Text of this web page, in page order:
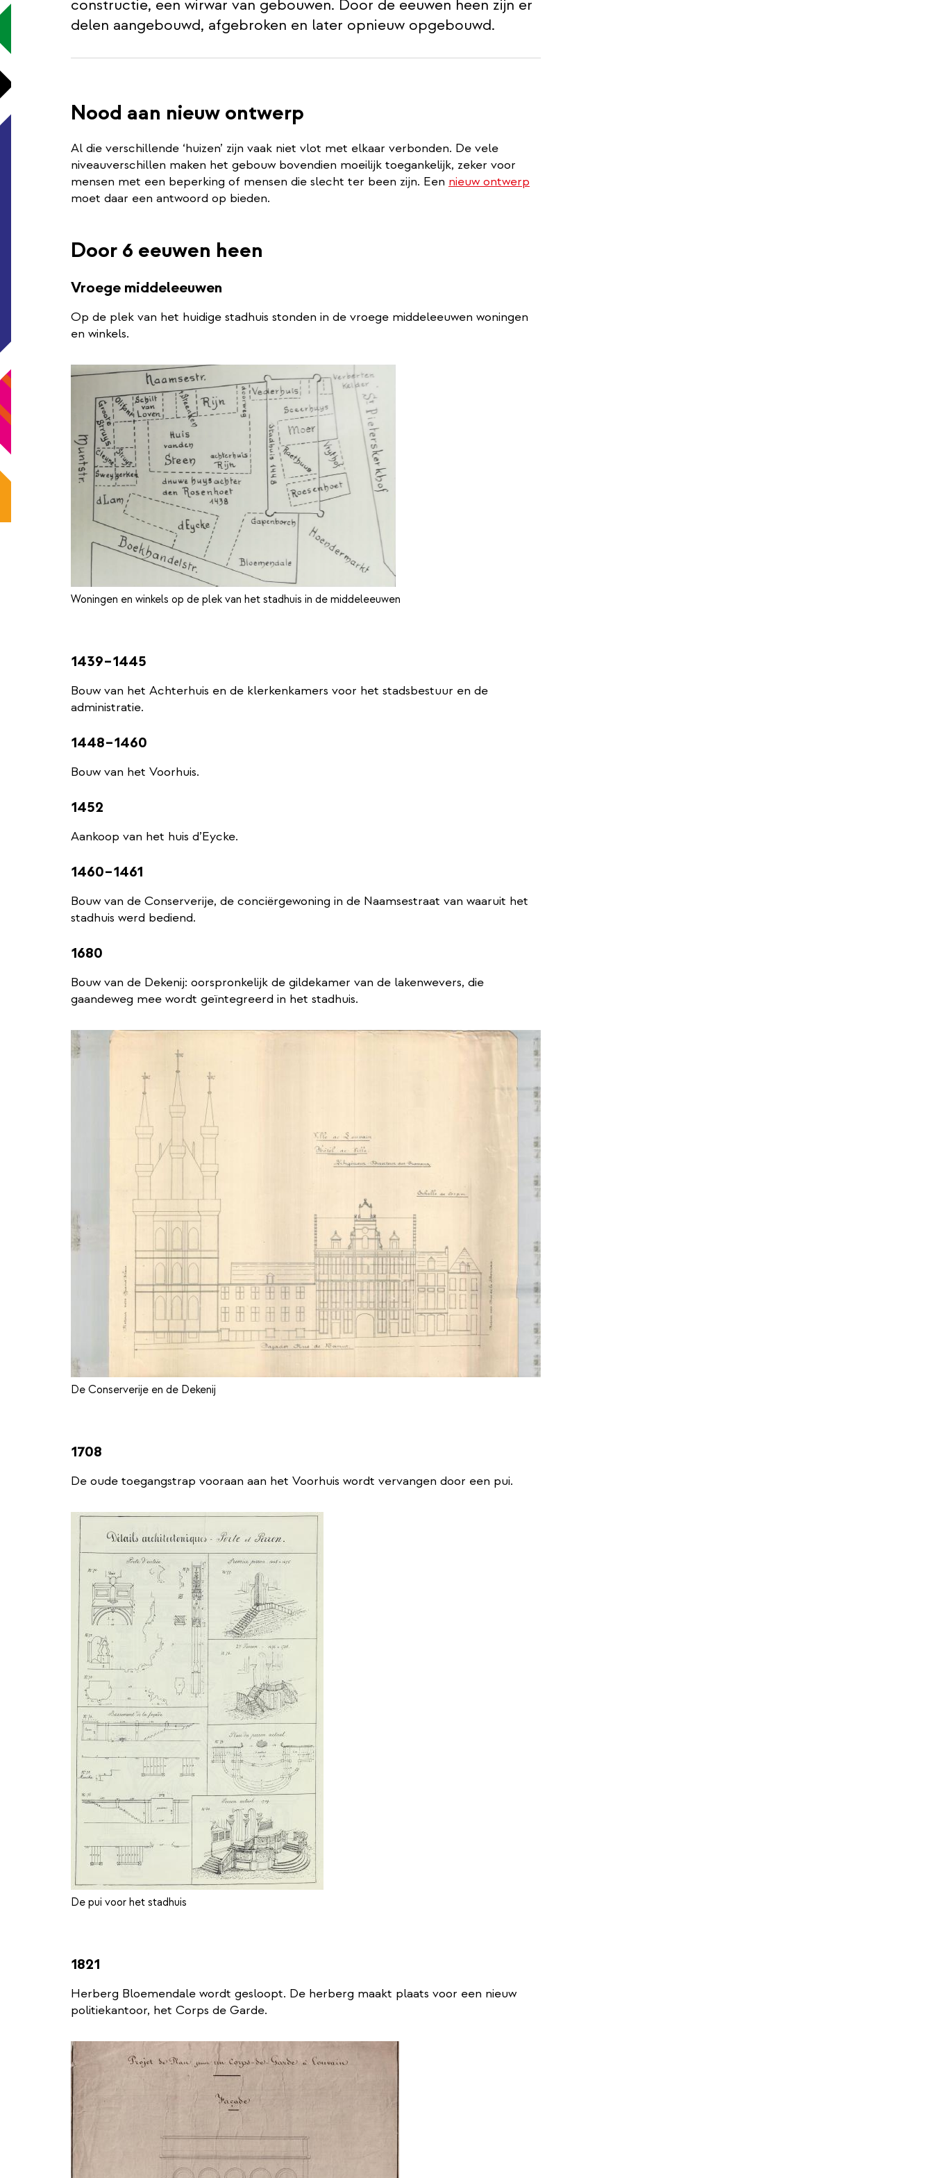
constructie, een wirwar van gebouwen. Door de eeuwen heen zijn er
delen aangebouwd, afgebroken en later opnieuw opgebouwd.
Nood aan nieuw ontwerp
Al die verschillende ‘huizen’ zijn vaak niet vlot met elkaar verbonden. De vele
niveauverschillen maken het gebouw bovendien moeilijk toegankelijk, zeker voor
mensen met een beperking of mensen die slecht ter been zijn. Een nieuw ontwerp
moet daar een antwoord op bieden.
Door 6 eeuwen heen
Vroege middeleeuwen
Op de plek van het huidige stadhuis stonden in de vroege middeleeuwen woningen
en winkels.
Woningen en winkels op de plek van het stadhuis in de middeleeuwen
1439–1445
Bouw van het Achterhuis en de klerkenkamers voor het stadsbestuur en de
administratie.
1448–1460
Bouw van het Voorhuis.
1452
Aankoop van het huis d’Eycke.
1460–1461
Bouw van de Conserverije, de conciërgewoning in de Naamsestraat van waaruit het
stadhuis werd bediend.
1680
Bouw van de Dekenij: oorspronkelijk de gildekamer van de lakenwevers, die
gaandeweg mee wordt geïntegreerd in het stadhuis.
De Conserverije en de Dekenij
1708
De oude toegangstrap vooraan aan het Voorhuis wordt vervangen door een pui.
De pui voor het stadhuis
1821
Herberg Bloemendale wordt gesloopt. De herberg maakt plaats voor een nieuw
politiekantoor, het Corps de Garde.